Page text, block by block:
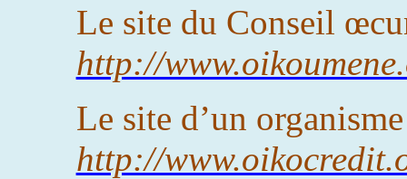
Le site du Conseil
http://
Le site d’un
http://